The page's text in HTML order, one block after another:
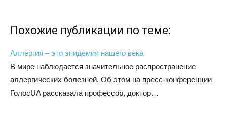
Похожие публикации по теме:
Аллергия – это эпидемия нашего века
В мире наблюдается значительное распространение
аллергических болезней. Об этом на пресс-конференции
ГолосUA рассказала профессор, доктор…